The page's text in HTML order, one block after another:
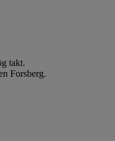
takt.
Forsberg.